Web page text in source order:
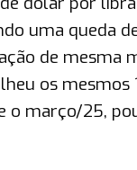
uma queda
de
os
março/25,